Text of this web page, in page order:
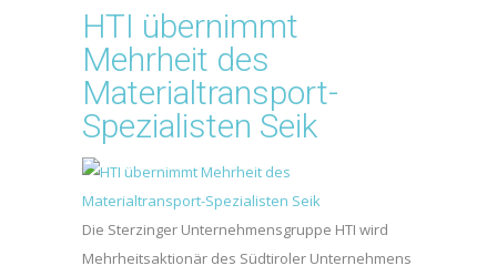
HTI übernimmt
Mehrheit des
Materialtransport-
Spezialisten Seik
Die Sterzinger Unternehmensgruppe HTI wird
Mehrheitsaktionär des Südtiroler Unternehmens